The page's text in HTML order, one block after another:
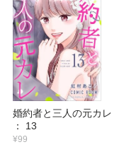
婚約者と三人の元カレ
： 13
¥99